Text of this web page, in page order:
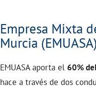
Empresa Mixta
Murcia (EMUASA)
EMUASA aporta el 60%
hace a través de dos